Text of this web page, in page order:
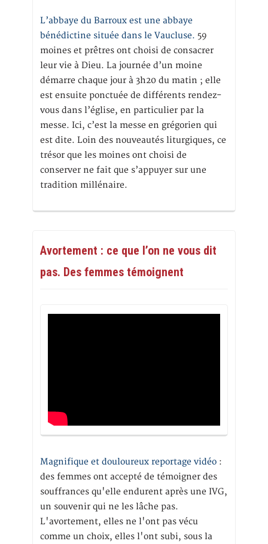
L’abbaye du Barroux est une abbaye
bénédictine située dans le Vaucluse. 59
moines et prêtres ont choisi de consacrer
leur vie à Dieu. La journée d’un moine
démarre chaque jour à 3h20 du matin ; elle
est ensuite ponctuée de différents rendez-
vous dans l’église, en particulier par la
messe. Ici, c’est la messe en grégorien qui
est dite. Loin des nouveautés liturgiques, ce
trésor que les moines ont choisi de
conserver ne fait que s’appuyer sur une
tradition millénaire.
Avortement : ce que l’on ne vous dit
pas. Des femmes témoignent
Magnifique et douloureux reportage vidéo :
des femmes ont accepté de témoigner des
souffrances qu'elle endurent après une IVG,
un souvenir qui ne les lâche pas.
L'avortement, elles ne l'ont pas vécu
comme un choix, elles l'ont subi, sous la